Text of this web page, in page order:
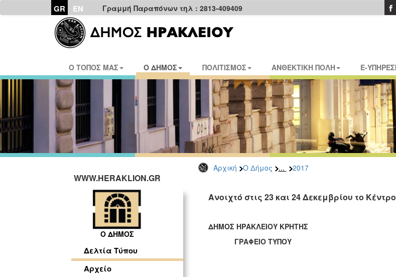
GR EN Γραμμή Παραπόνων τηλ : 2813-409409
Ο ΤΟΠΟΣ ΜΑΣ Ο ΔΗΜΟΣ ΠΟΛΙΤΙΣΜΟΣ ΑΝΘΕΚΤΙΚΗ ΠΟΛΗ E-
Αρχική Ο Δήμος ... 2017
WWW.HERAKLION.GR
Ο ΔΗΜΟΣ
Δελτία Τύπου
Αρχείο
Ανοιχτό στις 23 και 24 Δεκεμβρίου το
ΔΗΜΟΣ ΗΡΑΚΛΕΙΟΥ ΚΡΗΤΗΣ
ΓΡΑΦΕΙΟ ΤΥΠΟΥ